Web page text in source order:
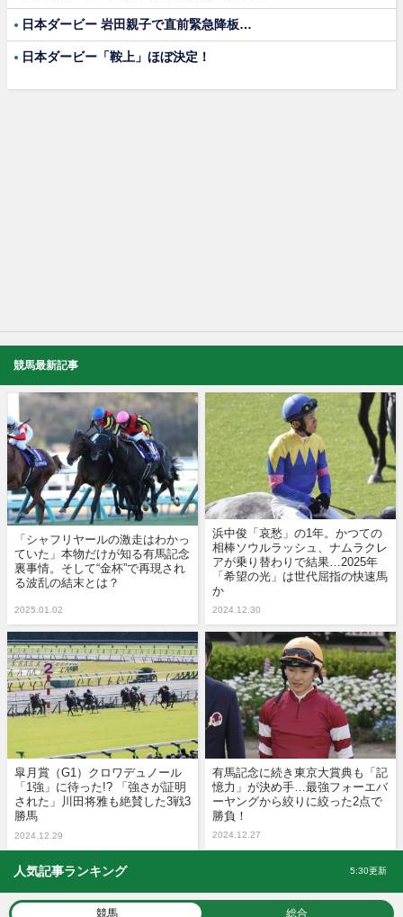
日本ダービー 岩田親子で直前緊急降板…
日本ダービー「鞍上」ほぼ決定！
競馬最新記事
「シャフリヤールの激走はわかっ
ていた」本物だけが知る有馬記念
裏事情。そして“金杯”で再現され
る波乱の結末とは？
2025.01.02
浜中俊「哀愁」の1年。かつての
相棒ソウルラッシュ、ナムラクレ
アが乗り替わりで結果…2025年
「希望の光」は世代屈指の快速馬
か
2024.12.30
皐月賞（G1）クロワデュノール
「1強」に待った!? 「強さが証明
された」川田将雅も絶賛した3戦3
勝馬
2024.12.29
有馬記念に続き東京大賞典も「記
憶力」が決め手…最強フォーエバ
ーヤングから絞りに絞った2点で
勝負！
2024.12.27
人気記事ランキング 5:30更新
競馬 総合